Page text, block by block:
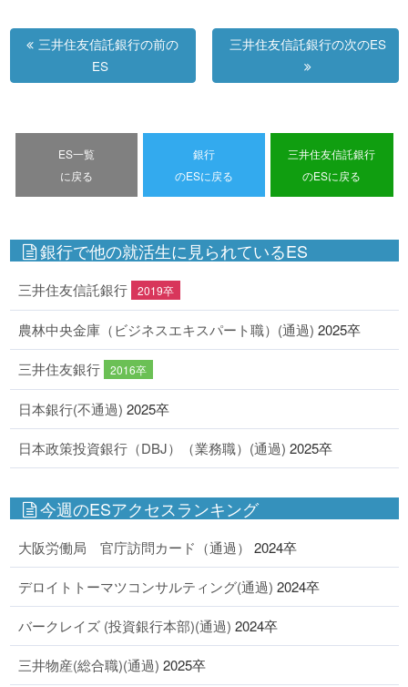
三井住友信託銀行の前の
ES
三井住友信託銀行の次のES
ES一覧
に戻る
銀行
のESに戻る
三井住友信託銀行
のESに戻る
銀行で他の就活生に見られているES
三井住友信託銀行 2019卒
農林中央金庫（ビジネスエキスパート職）(通過) 2025卒
三井住友銀行 2016卒
日本銀行(不通過) 2025卒
日本政策投資銀行（DBJ）（業務職）(通過) 2025卒
今週のESアクセスランキング
大阪労働局 官庁訪問カード（通過） 2024卒
デロイトトーマツコンサルティング(通過) 2024卒
バークレイズ (投資銀行本部)(通過) 2024卒
三井物産(総合職)(通過) 2025卒